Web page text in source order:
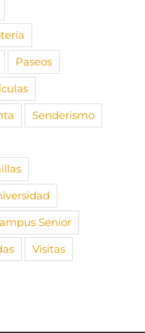
Paseos
Senderismo
Senior
Visitas